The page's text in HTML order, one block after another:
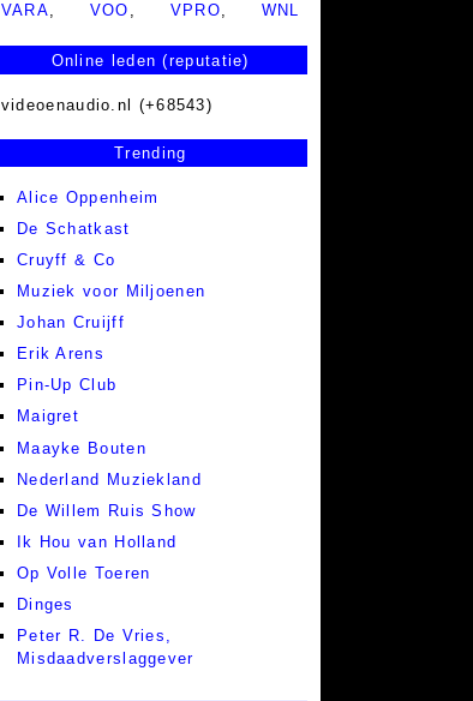
VARA, VOO , VPRO, WNL
Online leden (reputatie)
videoenaudio.nl (+68543)
Trending
Alice Oppenheim
De Schatkast
Cruyff & Co
Muziek voor Miljoenen
Johan Cruijff
Erik Arens
Pin-Up Club
Maigret
Maayke Bouten
Nederland Muziekland
De Willem Ruis Show
Ik Hou van Holland
Op Volle Toeren
Dinges
Peter R. De Vries,
Misdaadverslaggever